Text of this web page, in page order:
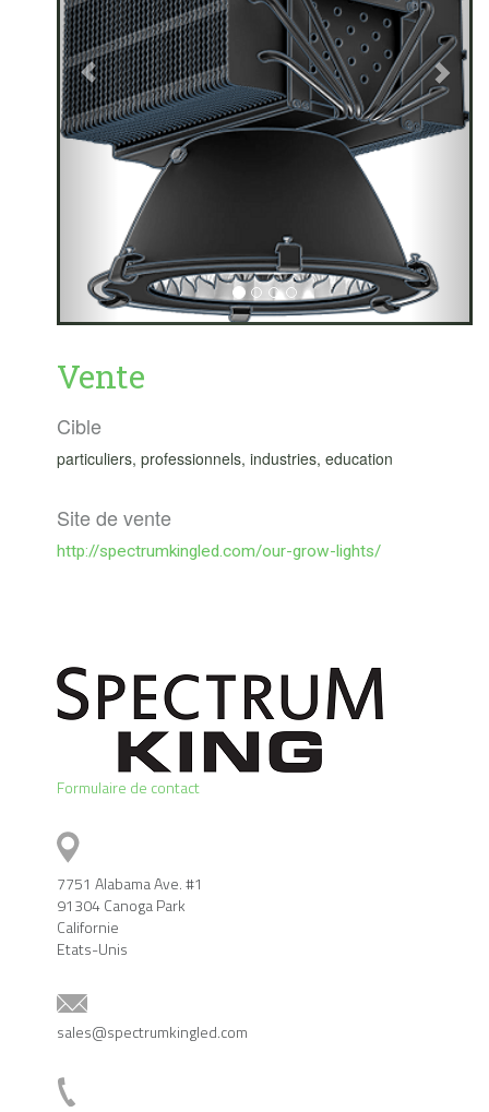
Vente
Cible
particuliers, professionnels, industries, education
Site de vente
http://spectrumkingled.com/our-grow-lights/
Formulaire de contact
7751 Alabama Ave. #1
91304 Canoga Park
Californie
Etats-Unis
sales@spectrumkingled.com